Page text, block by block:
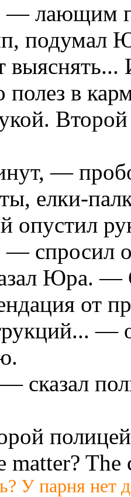
лающим
подумал
полез в
—
елки-
опустил
спросил
Юра. —
от
—
сказал
The
У парня нет